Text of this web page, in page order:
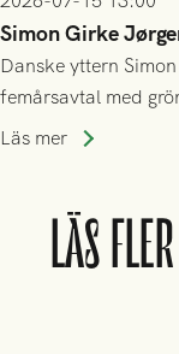
Simon Girke
Danske yttern
femårsavtal med
spel i färöiska Skála
Läs mer
LÄS